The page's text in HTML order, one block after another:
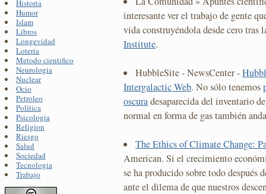
Historia
Humor
Islam
Libros
Longevidad
Loteria
Metodo cientifico
Neurologia
Nuclear
Ocio
Petroleo
Política
Psicologia
Religion
Riesgo
Salud
Sociedad
Tecnologia
Trabajo
interesante ver el trabajo de gente
vida construyéndola desde cero tras
Institute.
HubbleSite - NewsCenter -
Intergalactic Web. No sólo tenemos
oscuradesaparecida del inventario
normal en forma de gas también
The Ethics of Climate Change:
American. Si el crecimiento
se ha producido sobre todo después
ante el dilema de que nuestros